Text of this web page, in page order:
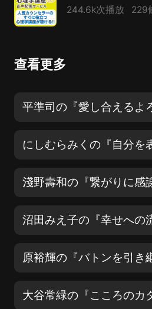
を感じるとき。つまりこんな私
きなくて、ごめんなさい。この
も、あなたのせいよ！あのとき
を感じやすくなったり。また、
ように世に広がってしまったり
244.6k次播放 229
查看更多
平準司の『愛し合えるよ
淺野壽和の『繋がりに感